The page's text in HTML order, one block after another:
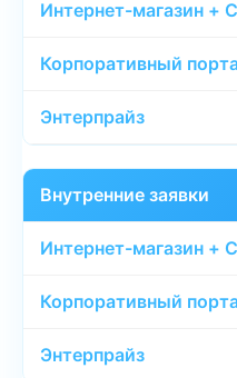
Внутренние заявки